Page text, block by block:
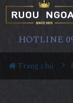
HOTLINE
Trang chủ